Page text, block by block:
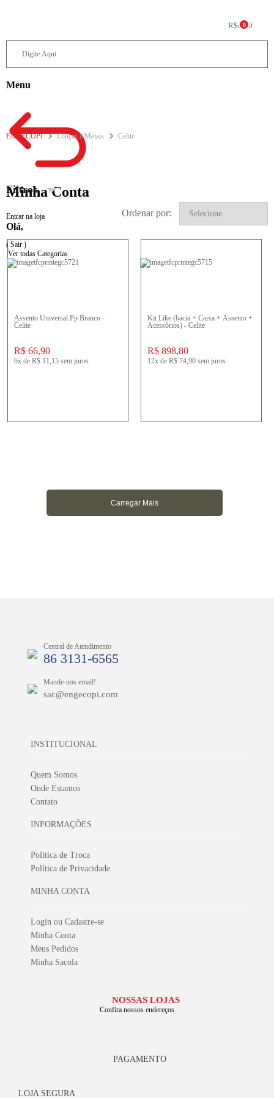
0
R$0,00
Menu
Minha Conta
Entrar na loja
Olá,
( Sair )
Ver todas Categorias
ENGECOPI Louças e Metais Celite
Filtros
Ordenar por:
Assento Universal Pp Branco -
Celite
R$ 66,90
6x de R$ 11,15 sem juros
Kit Like (bacia + Caixa + Assento +
Acessórios) - Celite
R$ 898,80
12x de R$ 74,90 sem juros
Carregar Mais
Central de Atendimento
86 3131-6565
Mande-nos email!
sac@engecopi.com
INSTITUCIONAL
Quem Somos
Onde Estamos
Contato
INFORMAÇÕES
Política de Troca
Política de Privacidade
MINHA CONTA
Login ou Cadastre-se
Minha Conta
Meus Pedidos
Minha Sacola
NOSSAS LOJAS
Confira nossos endereços
PAGAMENTO
LOJA SEGURA